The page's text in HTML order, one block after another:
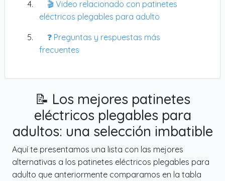
🎬 Video relacionado con patinetes
eléctricos plegables para adulto
❓ Preguntas y respuestas más
frecuentes
📝 Los mejores patinetes
eléctricos plegables para
adultos: una selección imbatible
Aquí te presentamos una lista con las mejores
alternativas a los patinetes eléctricos plegables para
adulto que anteriormente comparamos en la tabla